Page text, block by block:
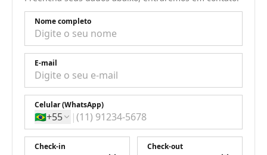
Nome completo
E-mail
Celular (WhatsApp)
🇧🇷+55 |
Check-in Check-out